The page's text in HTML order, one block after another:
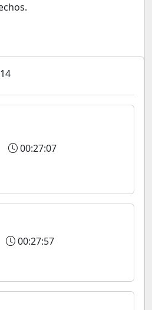
00:27:07
00:27:57